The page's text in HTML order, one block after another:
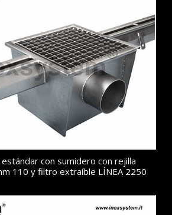
estándar con sumidero con rejilla
110 y filtro extraíble LÍNEA 2250